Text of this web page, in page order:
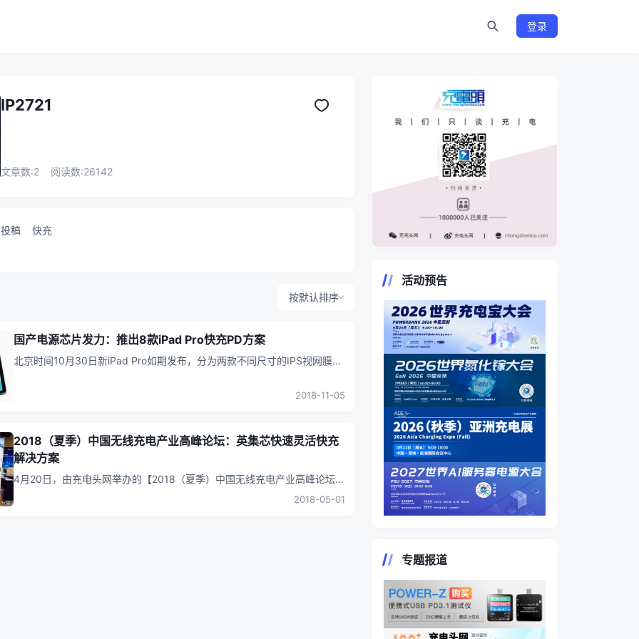
登录
IP2721
文章数:2 阅读数:26142
投稿
快充
按默认排序
国产电源芯片发力：推出8款iPad Pro快充PD方案
北京时间10月30日新iPad Pro如期发布，分为两款不同尺寸的IPS视网膜
2018-11-05
2018（夏季）中国无线充电产业高峰论坛：英集芯快速灵活快充
解决方案
4月20日，由充电头网举办的【2018（夏季）中国无线充电产业高峰论坛】
在深圳圆满落幕。本次活动报名人数达2610人，更有3位特邀嘉宾，8位...
2018-05-01
活动预告
专题报道